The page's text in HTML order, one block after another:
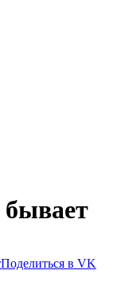
Поделиться в VK